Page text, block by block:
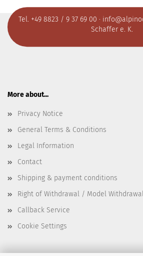
Tel. +49 8823 / 9 37 69 00 ·
Schaffer e. K.
More about...
Privacy Notice
General Terms & Conditions
Legal Information
Contact
Shipping & payment conditions
Right of Withdrawal / Model
Callback Service
Cookie Settings